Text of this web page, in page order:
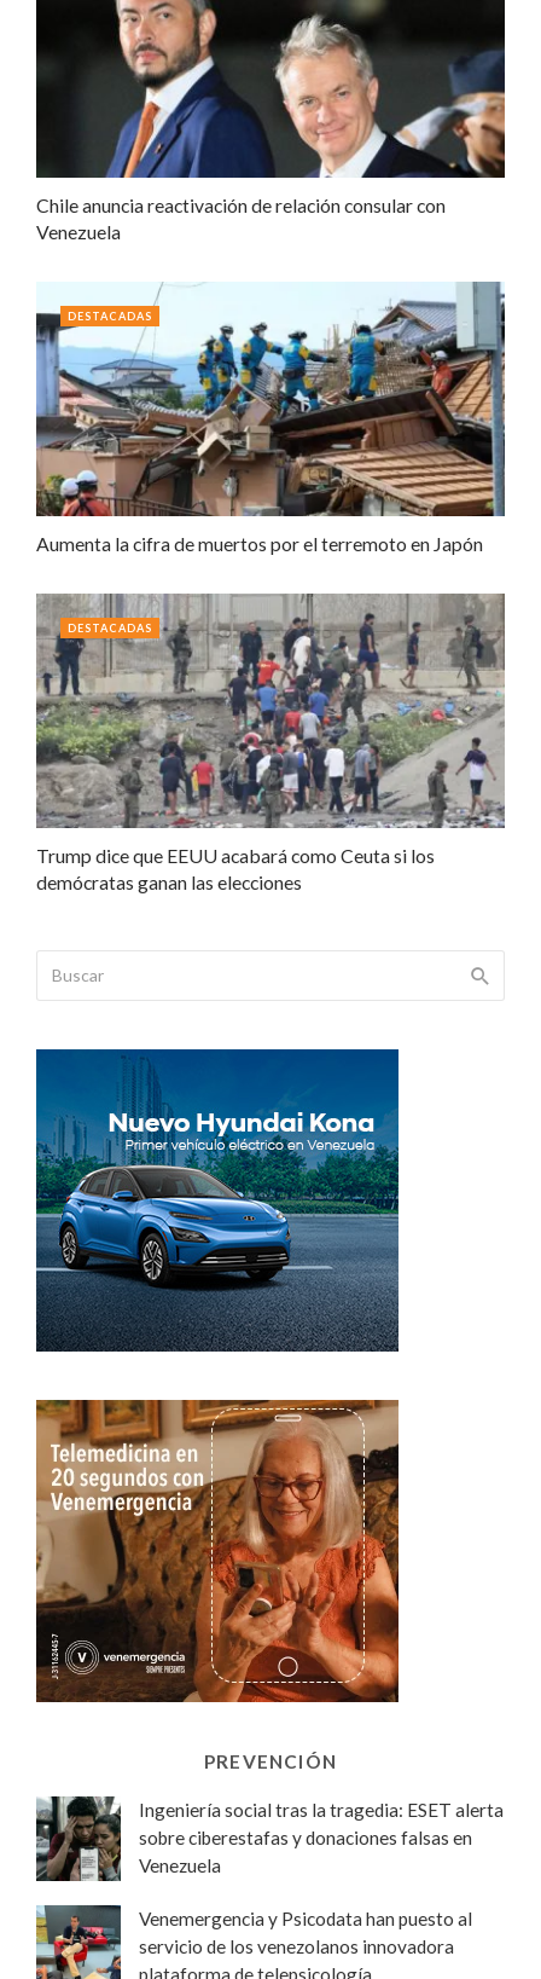
Chile anuncia reactivación de relación consular con
Venezuela
Aumenta la cifra de muertos por el terremoto en Japón
DESTACADAS
Trump dice que EEUU acabará como Ceuta si los
demócratas ganan las elecciones
DESTACADAS
PREVENCIÓN
Ingeniería social tras la tragedia: ESET alerta
sobre ciberestafas y donaciones falsas en
Venezuela
Venemergencia y Psicodata han puesto al
servicio de los venezolanos innovadora
plataforma de telepsicología